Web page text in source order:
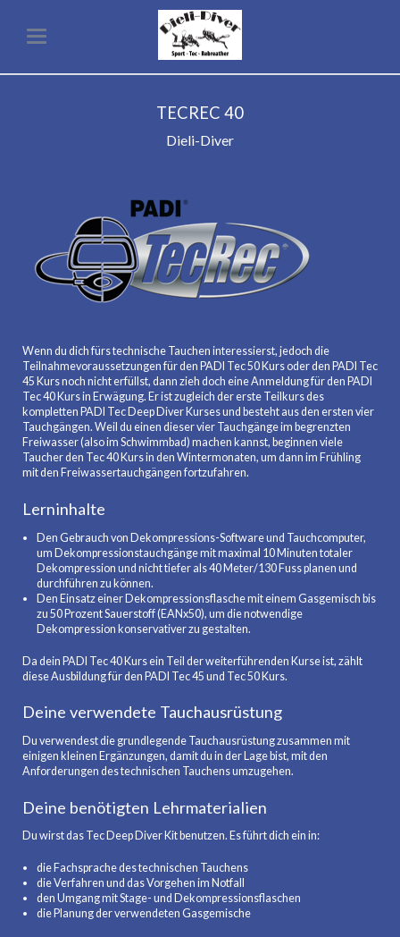
TECREC 40
Dieli-Diver
Wenn du dich fürs technische Tauchen interessierst, jedoch die
Teilnahmevoraussetzungen für den PADI Tec 50 Kurs oder den PADI Tec
45 Kurs noch nicht erfüllst, dann zieh doch eine Anmeldung für den PADI
Tec 40 Kurs in Erwägung. Er ist zugleich der erste Teilkurs des
kompletten PADI Tec Deep Diver Kurses und besteht aus den ersten vier
Tauchgängen. Weil du einen dieser vier Tauchgänge im begrenzten
Freiwasser (also im Schwimmbad) machen kannst, beginnen viele
Taucher den Tec 40 Kurs in den Wintermonaten, um dann im Frühling
mit den Freiwassertauchgängen fortzufahren.
Lerninhalte
Den Gebrauch von Dekompressions-Software und Tauchcomputer,
um Dekompressionstauchgänge mit maximal 10 Minuten totaler
Dekompression und nicht tiefer als 40 Meter/130 Fuss planen und
durchführen zu können.
Den Einsatz einer Dekompressionsflasche mit einem Gasgemisch bis
zu 50 Prozent Sauerstoff (EANx50), um die notwendige
Dekompression konservativer zu gestalten.
Da dein PADI Tec 40 Kurs ein Teil der weiterführenden Kurse ist, zählt
diese Ausbildung für den PADI Tec 45 und Tec 50 Kurs.
Deine verwendete Tauchausrüstung
Du verwendest die grundlegende Tauchausrüstung zusammen mit
einigen kleinen Ergänzungen, damit du in der Lage bist, mit den
Anforderungen des technischen Tauchens umzugehen.
Deine benötigten Lehrmaterialien
Du wirst das Tec Deep Diver Kit benutzen. Es führt dich ein in:
die Fachsprache des technischen Tauchens
die Verfahren und das Vorgehen im Notfall
den Umgang mit Stage- und Dekompressionsflaschen
die Planung der verwendeten Gasgemische